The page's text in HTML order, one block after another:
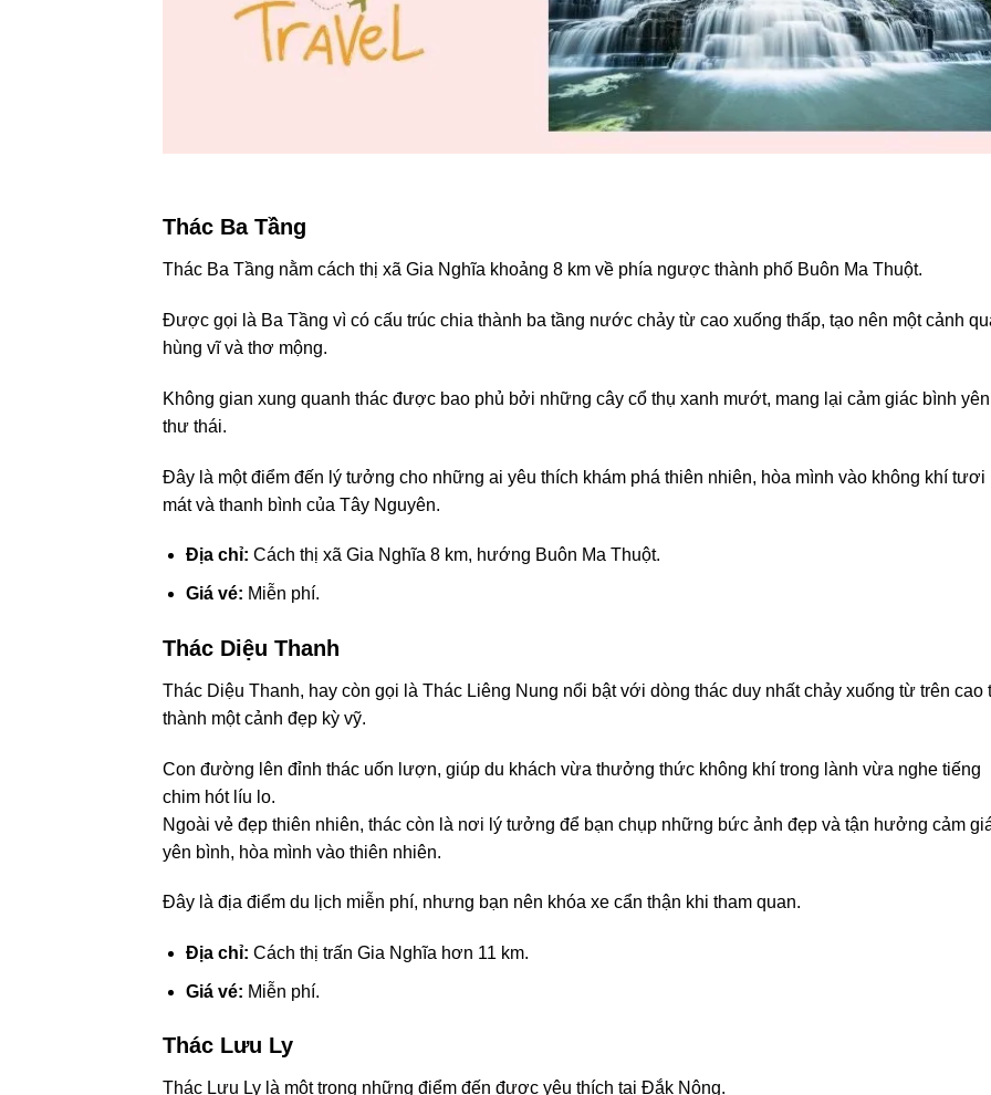
Thác Ba Tầng
Thác Ba Tầng nằm cách thị xã Gia Nghĩa khoảng 8 km về phía ngược thành phố Buôn Ma Thuột.
Được gọi là Ba Tầng vì có cấu trúc chia thành ba tầng nước chảy từ cao xuống thấp, tạo nên một cảnh
hùng vĩ và thơ mộng.
Không gian xung quanh thác được bao phủ bởi những cây cổ thụ xanh mướt, mang lại cảm giác bình
thư thái.
Đây là một điểm đến lý tưởng cho những ai yêu thích khám phá thiên nhiên, hòa mình vào không khí tươi
mát và thanh bình của Tây Nguyên.
Địa chỉ: Cách thị xã Gia Nghĩa 8 km, hướng Buôn Ma Thuột.
Giá vé: Miễn phí.
Thác Diệu Thanh
Thác Diệu Thanh, hay còn gọi là Thác Liêng Nung nổi bật với dòng thác duy nhất chảy xuống từ trên cao
thành một cảnh đẹp kỳ vỹ.
Con đường lên đỉnh thác uốn lượn, giúp du khách vừa thưởng thức không khí trong lành vừa nghe tiếng
chim hót líu lo.
Ngoài vẻ đẹp thiên nhiên, thác còn là nơi lý tưởng để bạn chụp những bức ảnh đẹp và tận hưởng cảm
yên bình, hòa mình vào thiên nhiên.
Đây là địa điểm du lịch miễn phí, nhưng bạn nên khóa xe cẩn thận khi tham quan.
Địa chỉ: Cách thị trấn Gia Nghĩa hơn 11 km.
Giá vé: Miễn phí.
Thác Lưu Ly
Thác Lưu Ly là một trong những điểm đến được yêu thích tại Đắk Nông.